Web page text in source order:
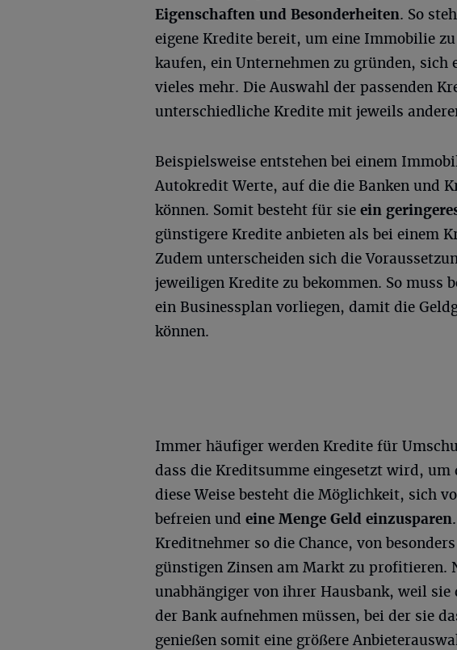
Eigenschaften und Besonderheiten. So
eigene Kredite bereit, um eine Immobilie
kaufen, ein Unternehmen zu gründen, sich
vieles mehr. Die Auswahl der passenden
unterschiedliche Kredite mit jeweils
Beispielsweise entstehen bei einem
Autokredit Werte, auf die die Banken und
können. Somit besteht für sie ein
günstigere Kredite anbieten als bei einem
Zudem unterscheiden sich die
jeweiligen Kredite zu bekommen. So muss
ein Businessplan vorliegen, damit die
können.
Immer häufiger werden Kredite für
dass die Kreditsumme eingesetzt wird, um
diese Weise besteht die Möglichkeit, sich
befreien und eine Menge Geld einzusparen
Kreditnehmer so die Chance, von
günstigen Zinsen am Markt zu profitieren.
unabhängiger von ihrer Hausbank, weil
der Bank aufnehmen müssen, bei der sie
genießen somit eine größere